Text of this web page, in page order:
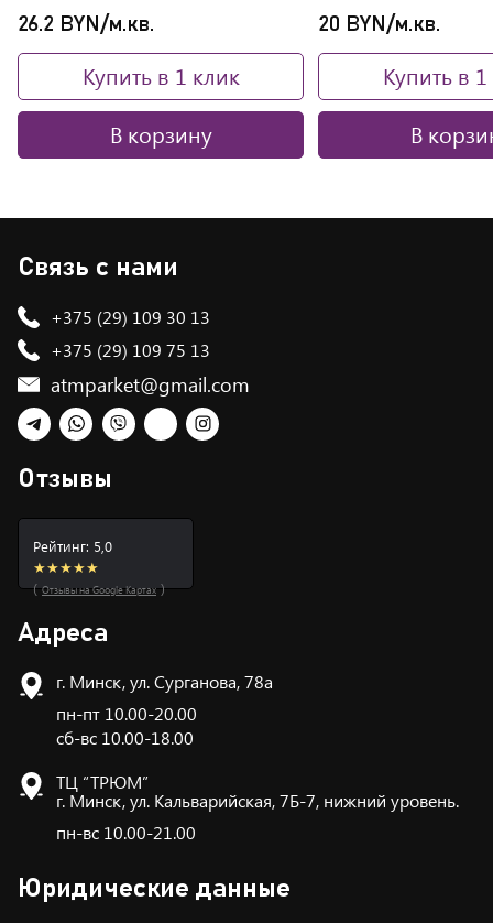
26.2 BYN/м.кв.
Купить в 1 клик
В корзину
20 BYN/м.кв.
Купить в
В
Адреса
г. Минск, ул. Сурганова, 78а
пн-пт 10.00-20.00
сб-вс 10.00-18.00
ТЦ “ТРЮМ”
г. Минск, ул. Кальварийская, 7Б-7, нижний уровень.
пн-вс 10.00-21.00
Юридические данные
Связь с нами
+375 (29) 109 30 13
+375 (29) 109 75 13
atmparket@gmail.com
Telegram
WhatsApp
ViberTikTokInstagram
Отзывы
Рейтинг: 5,0
★★★★★
(Отзывы на Google Картах)